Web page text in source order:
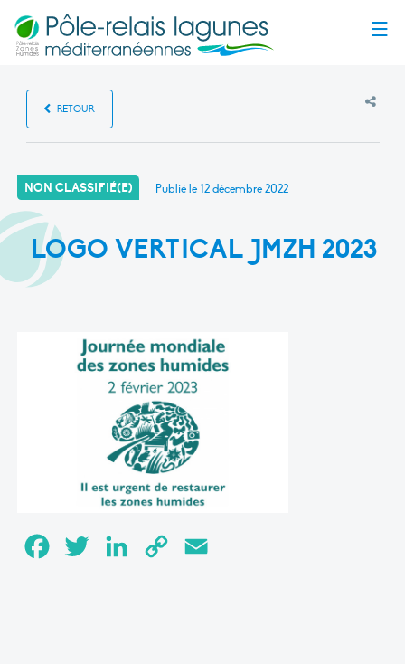
RETOUR
NON CLASSIFIÉ(E) Publié le12 décembre 2022
LOGO VERTICAL JMZH 2023
FacebookTwitter LinkedInCopy